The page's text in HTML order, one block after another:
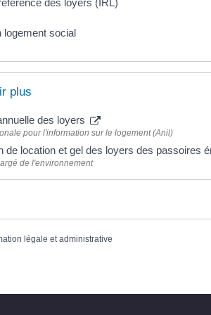
des loyers (IRL)
logement social
plus
des loyers
pour l'information sur le logement (Anil)
de location et gel des loyers des passoires
de l'environnement
légale et administrative